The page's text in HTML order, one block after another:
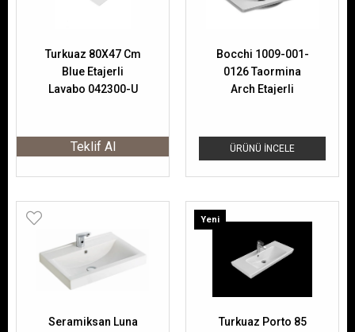
Turkuaz 80X47 Cm
Blue Etajerli
Lavabo 042300-U
Teklif Al ÜRÜNÜ İNCELE
Bocchi 1009-001-
0126 Taormina
Arch Etajerli
Seramiksan Luna
Turkuaz Porto 85
Yeni